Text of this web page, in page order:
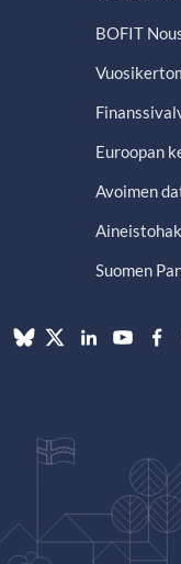
BOFIT
Euroopan
Avoimen
Suomen